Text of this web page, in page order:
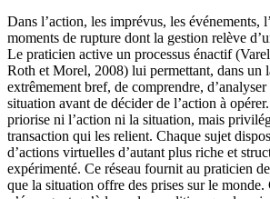
Dans l’action, les imprévus, les événements,
moments de rupture dont la gestion relève
Le praticien active un processus énactif
Roth et Morel, 2008) lui permettant, dans un
extrêmement bref, de comprendre, d’analyser
situation avant de décider de l’action à
priorise ni l’action ni la situation, mais
transaction qui les relient. Chaque sujet
d’actions virtuelles d’autant plus riche et
expérimenté. Ce réseau fournit au praticien
que la situation offre des prises sur le monde.